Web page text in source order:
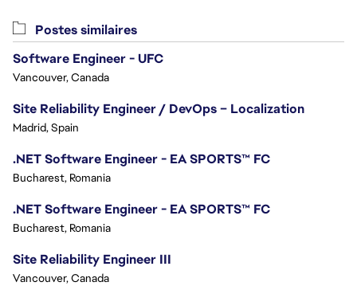
Postes similaires
Software Engineer - UFC
Vancouver, Canada
Site Reliability Engineer / DevOps – Localization
Madrid, Spain
.NET Software Engineer - EA SPORTS™ FC
Bucharest, Romania
.NET Software Engineer - EA SPORTS™ FC
Bucharest, Romania
Site Reliability Engineer III
Vancouver, Canada